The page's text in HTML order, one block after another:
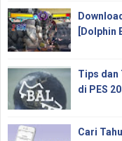
[Dolphin
Tips dan
di PES
Cari